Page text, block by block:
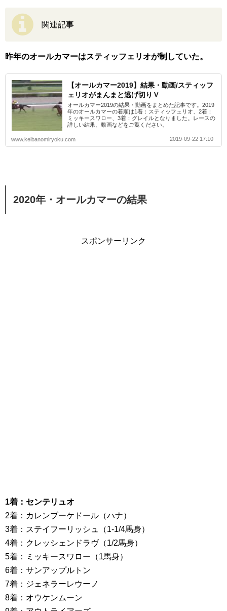
関連記事
昨年のオールカマーはスティッフェリオが制していた。
【オールカマー2019】結果・動画/スティッフ
ェリオがまんまと逃げ切りＶ
オールカマー2019の結果・動画をまとめた記事です。2019
年のオールカマーの着順は1着：スティッフェリオ、2着：
ミッキースワロー、3着：グレイルとなりました。レースの
詳しい結果、動画などをご覧ください。
www.keibanomiryoku.com 2019-09-22 17:10
2020年・オールカマーの結果
スポンサーリンク
1着：センテリュオ
2着：カレンブーケドール（ハナ）
3着：ステイフーリッシュ（1-1/4馬身）
4着：クレッシェンドラヴ（1/2馬身）
5着：ミッキースワロー（1馬身）
6着：サンアップルトン
7着：ジェネラーレウーノ
8着：オウケンムーン